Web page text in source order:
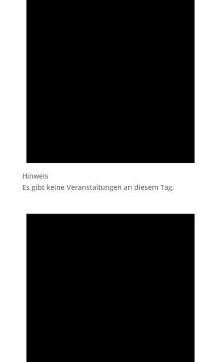
Hinweis
Es gibt keine Veranstaltungen an diesem Tag.